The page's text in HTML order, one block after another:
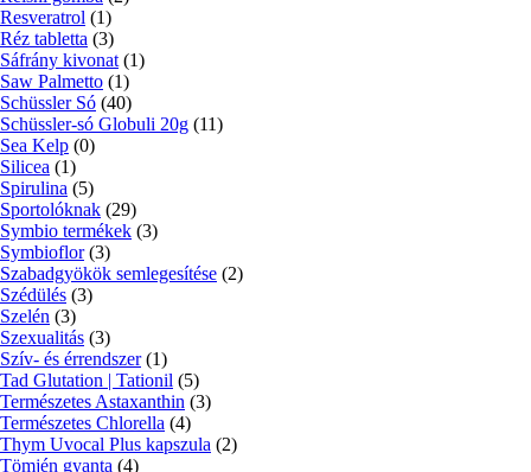
Resveratrol (1)
Réz tabletta (3)
Sáfrány kivonat (1)
Saw Palmetto (1)
Schüssler Só (40)
Schüssler-só Globuli 20g (11)
Sea Kelp (0)
Silicea (1)
Spirulina (5)
Sportolóknak (29)
Symbio termékek (3)
Symbioflor (3)
Szabadgyökök semlegesítése (2)
Szédülés (3)
Szelén (3)
Szexualitás (3)
Szív- és érrendszer (1)
Tad Glutation | Tationil (5)
Természetes Astaxanthin (3)
Természetes Chlorella (4)
Thym Uvocal Plus kapszula (2)
Tömjén gyanta (4)